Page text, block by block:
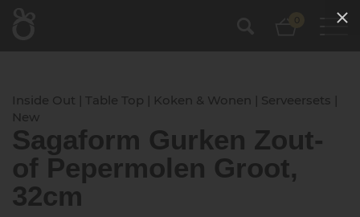
0
Inside Out | Table Top | Koken & Wonen | Serveersets |
New
Sagaform Gurken Zout-
of Pepermolen Groot,
32cm